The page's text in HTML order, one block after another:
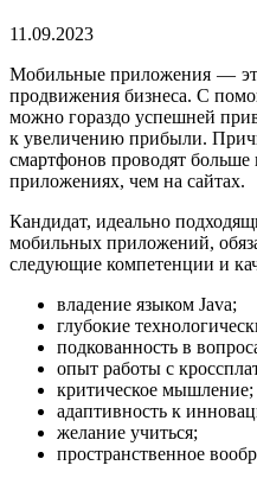
11.09.2023
Мобильные приложения —
продвижения бизнеса. С
можно гораздо успешней
к увеличению прибыли.
смартфонов проводят
приложениях, чем на сайтах.
Кандидат, идеально
мобильных приложений,
следующие компетенции и
владение языком Java;
глубокие
подкованность в
опыт работы с
критическое мышление;
адаптивность к
желание учиться;
пространственное